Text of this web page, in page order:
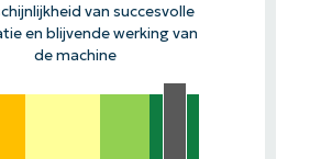
van succesvolle
en blijvende werking van
de machine